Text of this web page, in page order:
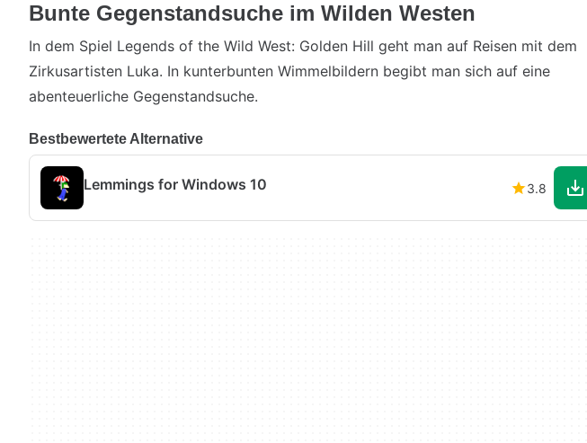
Bunte Gegenstandsuche im Wilden Westen
In dem Spiel Legends of the Wild West: Golden Hill geht man auf Reisen mit dem
Zirkusartisten Luka. In kunterbunten Wimmelbildern begibt man sich auf eine
abenteuerliche Gegenstandsuche.
Bestbewertete Alternative
Lemmings for Windows 10 3.8